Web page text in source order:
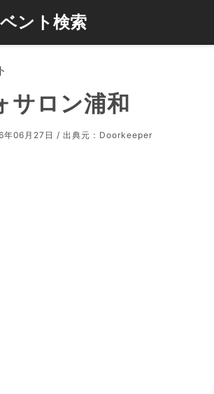
ント検索
サロン浦和
06月27日 / 出典元： Doorkeeper